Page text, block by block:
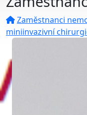
Zaměstnanci
miniinvazivní